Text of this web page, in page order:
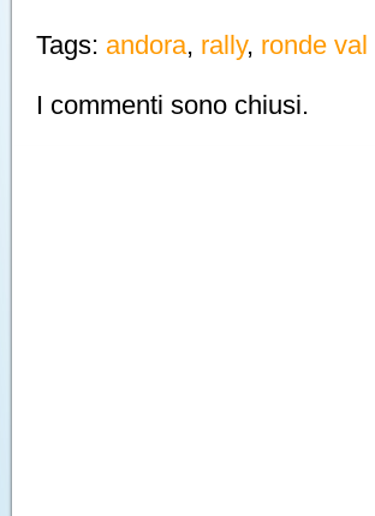
Tags: andora, rally, ronde
I commenti sono chiusi.